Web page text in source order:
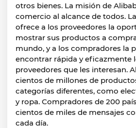
otros bienes. La misión de
comercio al alcance de todos.
ofrece a los proveedores la
mostrar sus productos a
mundo, y a los compradores la
encontrar rápida y eficazmente
proveedores que les interesan.
cientos de millones de
categorías diferentes, como
y ropa. Compradores de 200
cientos de miles de mensajes
cada día.